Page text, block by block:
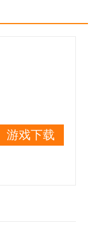
游戏下载